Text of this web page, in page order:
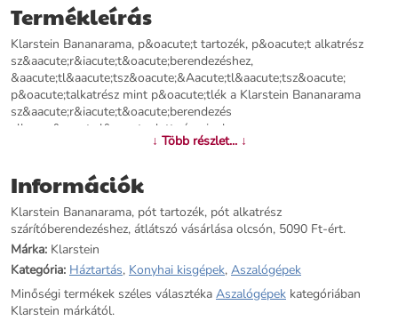
Termékleírás
Klarstein Bananarama, p&oacute;t tartozék, p&oacute;t alkatrész
sz&aacute;r&iacute;t&oacute;berendezéshez,
&aacute;tl&aacute;tsz&oacute;&Aacute;tl&aacute;tsz&oacute;
p&oacute;talkatrész mint p&oacute;tlék a Klarstein Bananarama
sz&aacute;r&iacute;t&oacute;berendezés
elhaszn&aacute;l&oacute;dott részeinek
p&oacute;tl&aacute;s&aacute;ra. A haszn&aacute;laton k&iacute;vüli
Bananarama sz&aacute;r&iacute;t&oacute;berendezéshez alkalmas a
következő terméksz&aacute;mokkal: 10027831, 10027832.
További információk>>
↓ Több részlet... ↓
Információk
Klarstein Bananarama, pót tartozék, pót alkatrész
szárítóberendezéshez, átlátszó vásárlása olcsón, 5090 Ft-ért.
Márka: Klarstein
Kategória: Háztartás, Konyhai kisgépek, Aszalógépek
Minőségi termékek széles választéka Aszalógépek kategóriában
Klarstein márkától.